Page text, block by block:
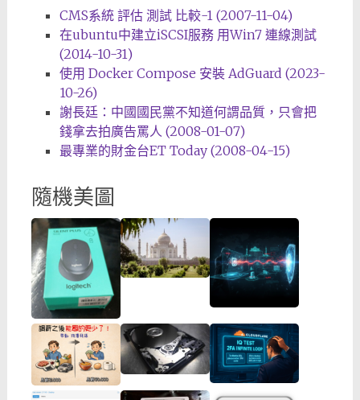
CMS系統 評估 測試 比較-1 (2007-11-04)
在ubuntu中建立iSCSI服務 用Win7 連線測試
(2014-10-31)
使用 Docker Compose 安裝 AdGuard (2023-
10-26)
謝長廷：中國國民黨不知道何謂品質，只會把
錢拿去拍廣告罵人 (2008-01-07)
最專業的財金台ET Today (2008-04-15)
隨機美圖